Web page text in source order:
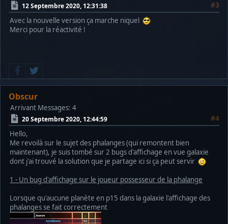
12 Septembre 2020, 12:31:38
#3
Avec la nouvelle version ça marche niquel
Merci pour la réactivité !
Obscur
Arrivant Messages: 4
20 Septembre 2020, 12:44:59
#4
Hello,
Me revoilà sur le sujet des phalanges (qui remontent bien
maintenant), je suis tombé sur 2 bugs d'affichage en vue galaxie
dont j'ai trouvé la solution que je partage ici si ça peut servir
1 - Un bug d'affichage sur le joueur possesseur de la phalange
Lorsque qu'aucune planète en p15 dans la galaxie l'affichage des
phalanges se fait correctement